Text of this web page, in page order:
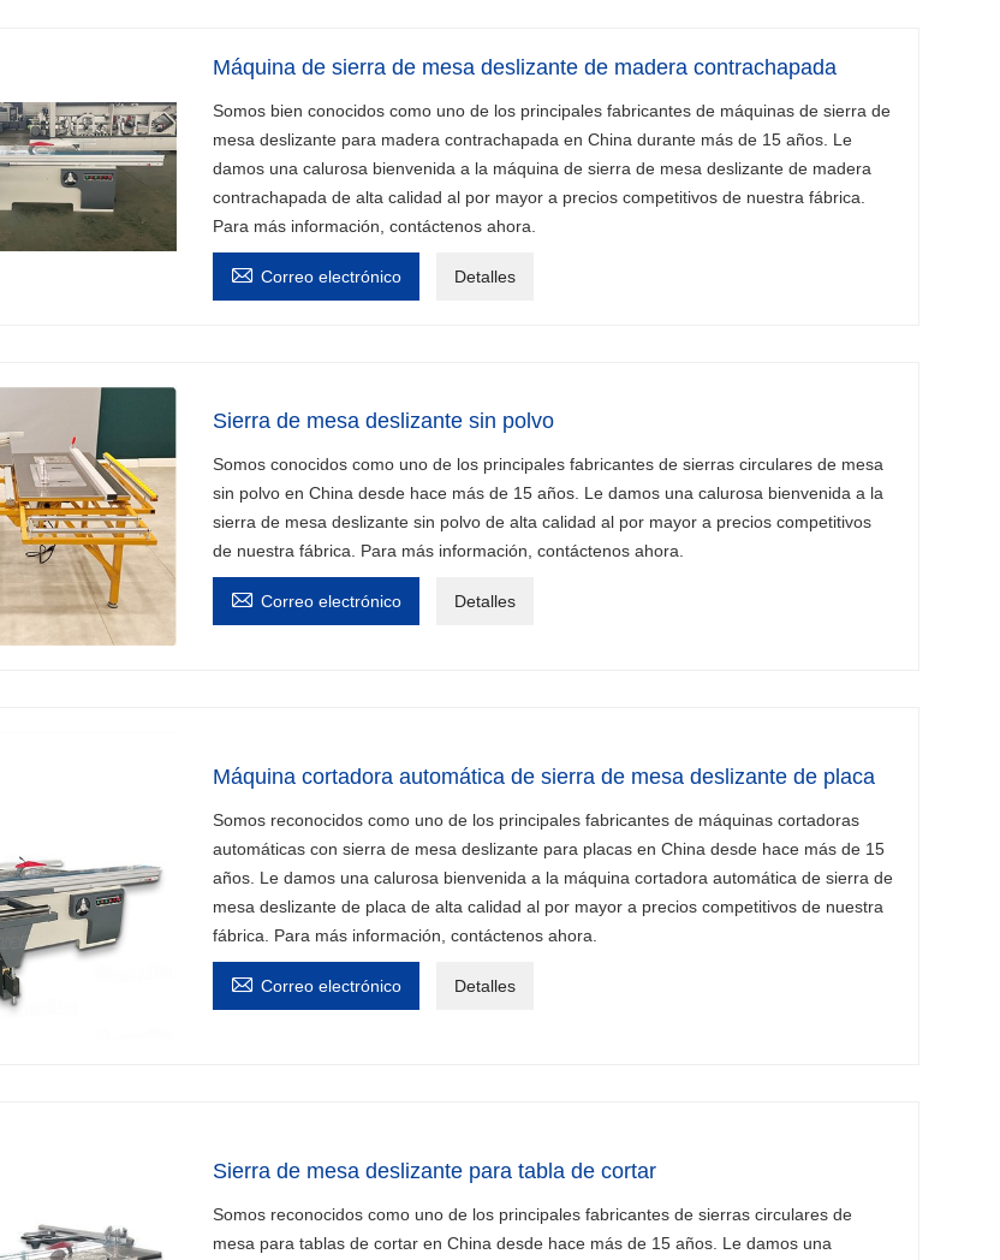
Máquina de sierra de mesa deslizante de madera contrachapada
Somos bien conocidos como uno de los principales fabricantes de máquinas de sierra de
mesa deslizante para madera contrachapada en China durante más de 15 años. Le
damos una calurosa bienvenida a la máquina de sierra de mesa deslizante de madera
contrachapada de alta calidad al por mayor a precios competitivos de nuestra fábrica.
Para más información, contáctenos ahora.
 Correo electrónico Detalles
Sierra de mesa deslizante sin polvo
Somos conocidos como uno de los principales fabricantes de sierras circulares de mesa
sin polvo en China desde hace más de 15 años. Le damos una calurosa bienvenida a la
sierra de mesa deslizante sin polvo de alta calidad al por mayor a precios competitivos
de nuestra fábrica. Para más información, contáctenos ahora.
 Correo electrónico Detalles
Máquina cortadora automática de sierra de mesa deslizante de placa
Somos reconocidos como uno de los principales fabricantes de máquinas cortadoras
automáticas con sierra de mesa deslizante para placas en China desde hace más de 15
años. Le damos una calurosa bienvenida a la máquina cortadora automática de sierra de
mesa deslizante de placa de alta calidad al por mayor a precios competitivos de nuestra
fábrica. Para más información, contáctenos ahora.
 Correo electrónico Detalles
Sierra de mesa deslizante para tabla de cortar
Somos reconocidos como uno de los principales fabricantes de sierras circulares de
mesa para tablas de cortar en China desde hace más de 15 años. Le damos una